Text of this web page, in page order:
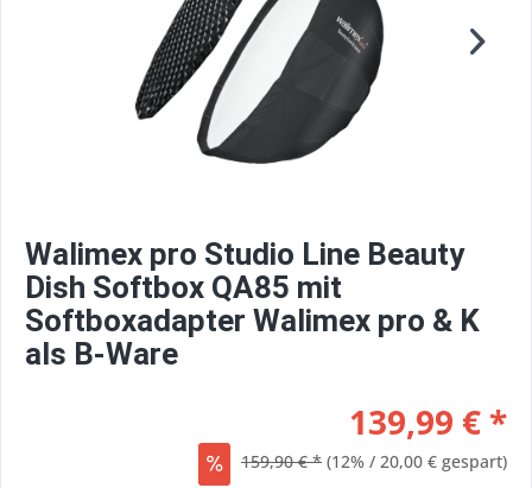
Walimex pro Studio Line Beauty
Dish Softbox QA85 mit
Softboxadapter Walimex pro & K
als B-Ware
139,99 € *
159,90 € * (12% / 20,00 € gespart)